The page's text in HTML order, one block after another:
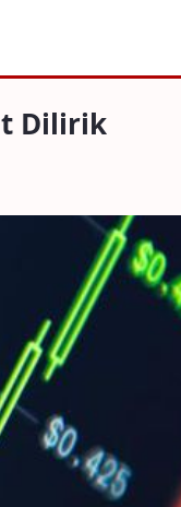
Dilirik